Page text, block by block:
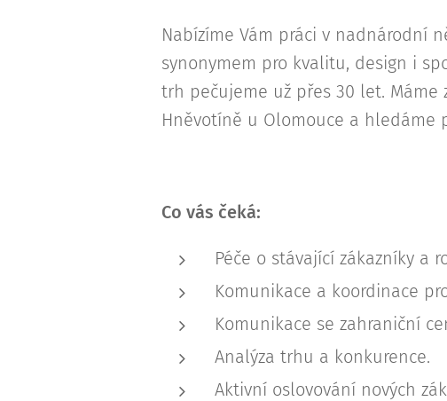
Nabízíme Vám práci v nadnárodní
synonymem pro kvalitu, design i
trh pečujeme už přes 30 let. Máme
Hněvotíně u Olomouce a hledáme
Co vás čeká:
Péče o stávající zákazníky a
Komunikace a koordinace
Komunikace se zahraniční
Analýza trhu a konkurence.
Aktivní oslovování nových